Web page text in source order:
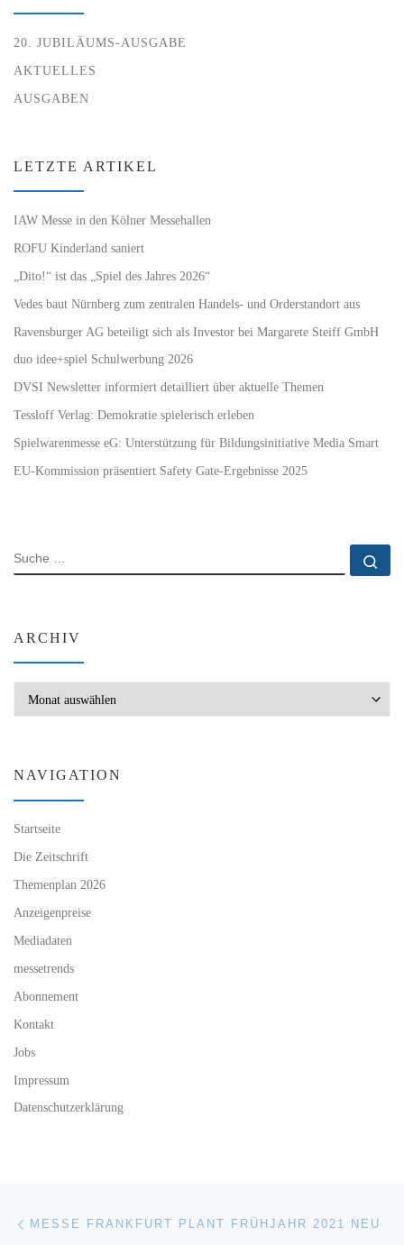
20. JUBILÄUMS-AUSGABE
AKTUELLES
AUSGABEN
LETZTE ARTIKEL
IAW Messe in den Kölner Messehallen
ROFU Kinderland saniert
„Dito!“ ist das „Spiel des Jahres 2026“
Vedes baut Nürnberg zum zentralen Handels- und Orderstandort aus
Ravensburger AG beteiligt sich als Investor bei Margarete Steiff GmbH
duo idee+spiel Schulwerbung 2026
DVSI Newsletter informiert detailliert über aktuelle Themen
Tessloff Verlag: Demokratie spielerisch erleben
Spielwarenmesse eG: Unterstützung für Bildungsinitiative Media Smart
EU-Kommission präsentiert Safety Gate-Ergebnisse 2025
SUCHE
ARCHIV
NAVIGATION
Startseite
Die Zeitschrift
Themenplan 2026
Anzeigenpreise
Mediadaten
messetrends
Abonnement
Kontakt
Jobs
Impressum
Datenschutzerklärung
Beitragsnavigation
MESSE FRANKFURT PLANT FRÜHJAHR 2021 NEU